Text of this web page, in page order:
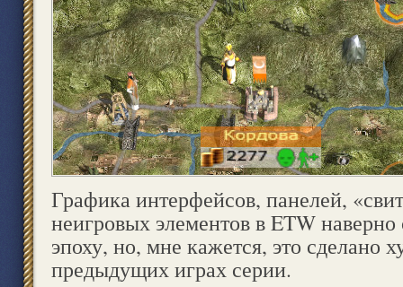
Графика интерфейсов, панелей,
неигровых элементов в ETW наверно
эпоху, но, мне кажется, это сделано
предыдущих играх серии.